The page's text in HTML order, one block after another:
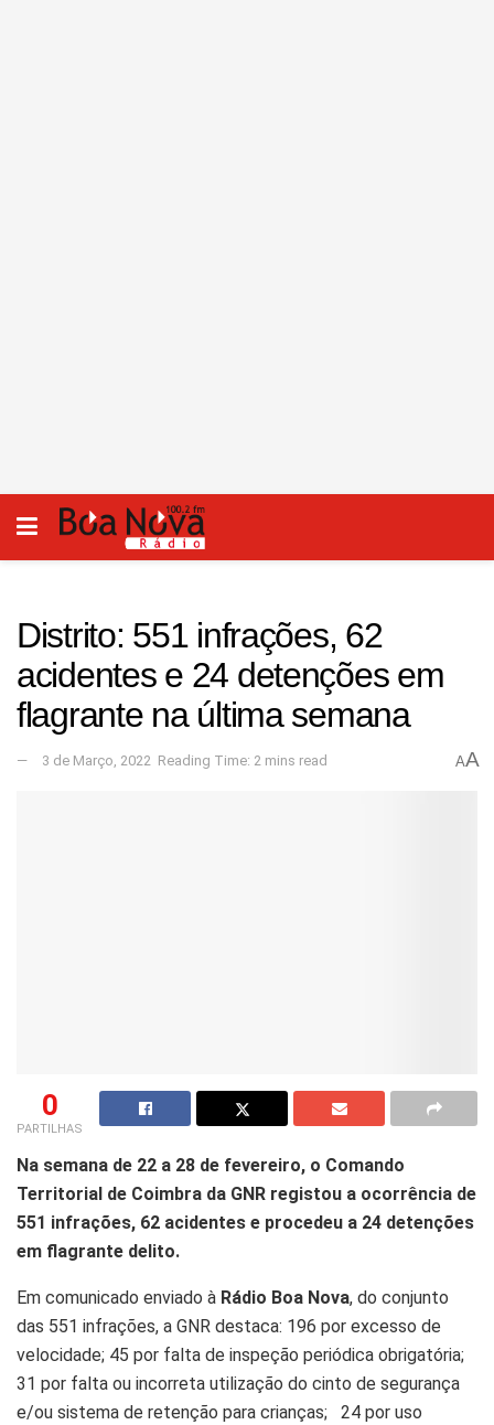
Distrito: 551 infrações, 62
acidentes e 24 detenções em
flagrante na última semana
3 de Março, 2022 Reading Time: 2 mins read AA
0
PARTILHAS
Na semana de 22 a 28 de fevereiro, o Comando
Territorial de Coimbra da GNR registou a ocorrência de
551 infrações, 62 acidentes e procedeu a 24 detenções
em flagrante delito.
Em comunicado enviado à Rádio Boa Nova, do conjunto
das 551 infrações, a GNR destaca: 196 por excesso de
velocidade; 45 por falta de inspeção periódica obrigatória;
31 por falta ou incorreta utilização do cinto de segurança
e/ou sistema de retenção para crianças; 24 por uso